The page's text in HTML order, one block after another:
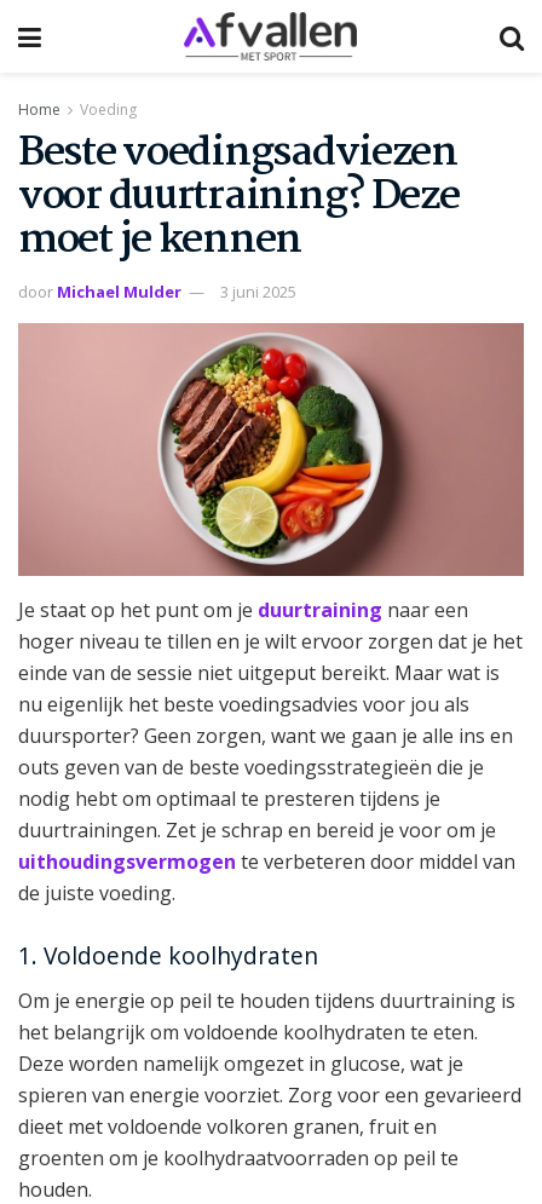
Home Voeding
Beste voedingsadviezen
voor duurtraining? Deze
moet je kennen
door Michael Mulder 3 juni 2025
Je staat op het punt om je duurtraining naar een
hoger niveau te tillen en je wilt ervoor zorgen dat je het
einde van de sessie niet uitgeput bereikt. Maar wat is
nu eigenlijk het beste voedingsadvies voor jou als
duursporter? Geen zorgen, want we gaan je alle ins en
outs geven van de beste voedingsstrategieën die je
nodig hebt om optimaal te presteren tijdens je
duurtrainingen. Zet je schrap en bereid je voor om je
uithoudingsvermogen te verbeteren door middel van
de juiste voeding.
1. Voldoende koolhydraten
Om je energie op peil te houden tijdens duurtraining is
het belangrijk om voldoende koolhydraten te eten.
Deze worden namelijk omgezet in glucose, wat je
spieren van energie voorziet. Zorg voor een gevarieerd
dieet met voldoende volkoren granen, fruit en
groenten om je koolhydraatvoorraden op peil te
houden.